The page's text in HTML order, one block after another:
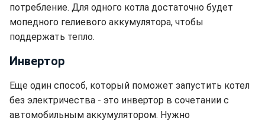
потребление. Для одного котла достаточно будет
мопедного гелиевого аккумулятора, чтобы
поддержать тепло.
Инвертор
Еще один способ, который поможет запустить котел
без электричества - это инвертор в сочетании с
автомобильным аккумулятором. Нужно